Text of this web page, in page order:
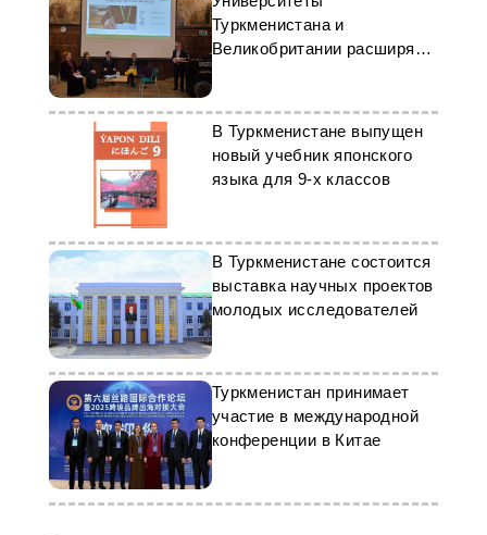
Туркменистана и
Великобритании расширяют
академическое
сотрудничество
В Туркменистане выпущен
новый учебник японского
языка для 9-х классов
В Туркменистане состоится
выставка научных проектов
молодых исследователей
Туркменистан принимает
участие в международной
конференции в Китае